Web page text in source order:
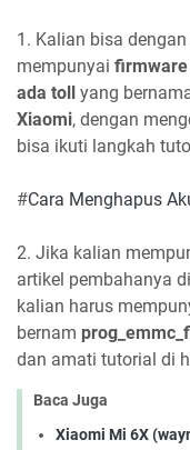
1. Kalian bisa
mempunyai firmware
ada toll yang
Xiaomi, dengan
bisa ikuti langkah
#Cara Menghapus
2. Jika kalian
artikel pembahanya
kalian harus
bernam
dan amati tutorial di
Baca Juga
Xiaomi Mi 6X